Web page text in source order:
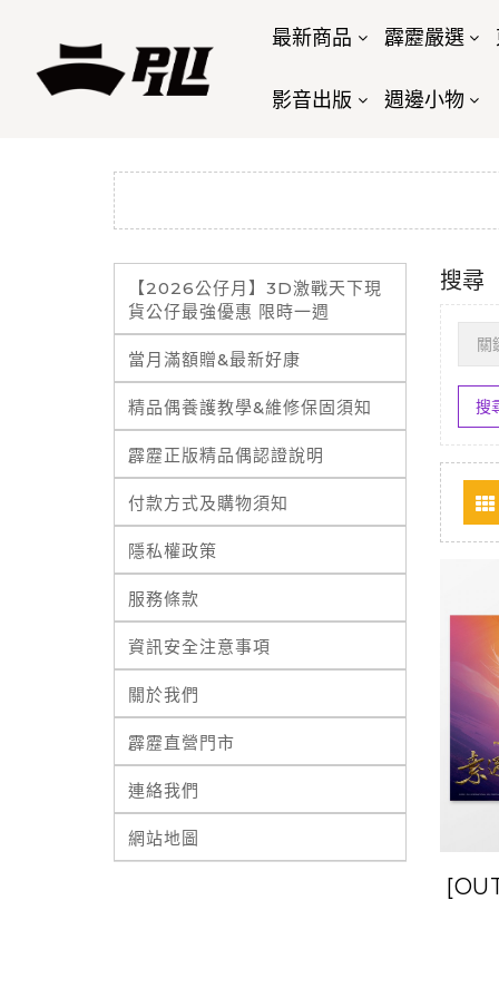
最新商品 霹靂嚴選
影音出版 週邊小物
【2026公仔月】3D激戰天下現
貨公仔最強優惠 限時一週
當月滿額贈&最新好康
精品偶養護教學&維修保固須知
霹靂正版精品偶認證說明
付款方式及購物須知
隱私權政策
服務條款
資訊安全注意事項
關於我們
霹靂直營門市
連絡我們
網站地圖
搜尋